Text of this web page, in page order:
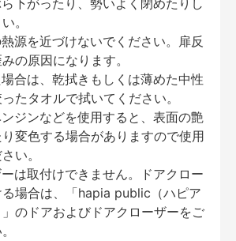
下がったり、勢いよく閉めたりし
。
源を近づけないでください。扉反
の原因になります。
合は、乾拭きもしくは薄めた中性
たタオルで拭いてください。
ジンなどを使用すると、表面の艶
変色する場合がありますので使用
い。
は取付けできません。ドアクロー
場合は、「hapia public（ハピア
のドアおよびドアクローザーをご